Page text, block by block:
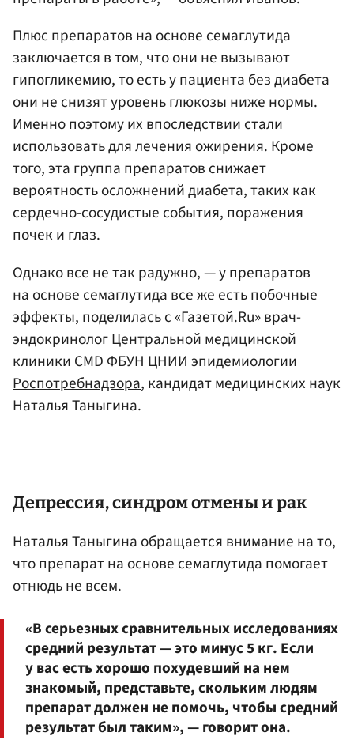
Плюс препаратов на основе семаглутида
заключается в том, что они не вызывают
гипогликемию, то есть у пациента без диабета
они не снизят уровень глюкозы ниже нормы.
Именно поэтому их впоследствии стали
использовать для лечения ожирения. Кроме
того, эта группа препаратов снижает
вероятность осложнений диабета, таких как
сердечно-сосудистые события, поражения
почек и глаз.
Однако все не так радужно, — у препаратов
на основе семаглутида все же есть побочные
эффекты, поделилась с «Газетой.Ru» врач-
эндокринолог Центральной медицинской
клиники CMD ФБУН ЦНИИ эпидемиологии
Роспотребнадзора, кандидат медицинских наук
Наталья Таныгина.
Депрессия, синдром отмены и рак
Наталья Таныгина обращается внимание на то,
что препарат на основе семаглутида помогает
отнюдь не всем.
«В серьезных сравнительных исследованиях
средний результат — это минус 5 кг. Если
у вас есть хорошо похудевший на нем
знакомый, представьте, скольким людям
препарат должен не помочь, чтобы средний
результат был таким», — говорит она.